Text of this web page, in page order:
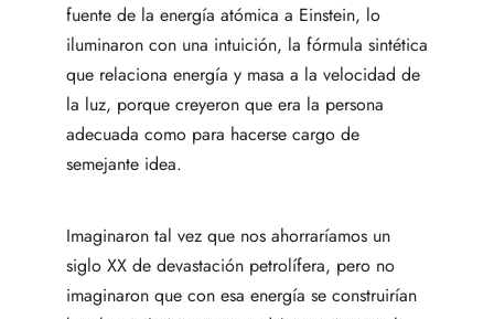
fuente de la energía atómica a Einstein, lo
iluminaron con una intuición, la fórmula sintética
que relaciona energía y masa a la velocidad de
la luz, porque creyeron que era la persona
adecuada como para hacerse cargo de
semejante idea.
Imaginaron tal vez que nos ahorraríamos un
siglo XX de devastación petrolífera, pero no
imaginaron que con esa energía se construirían